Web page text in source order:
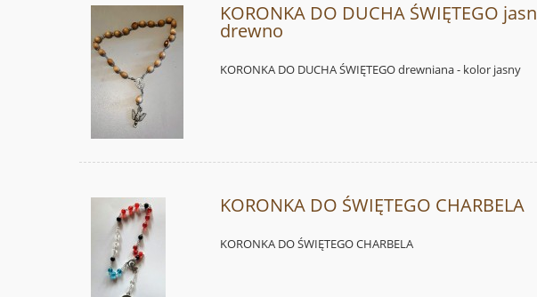
KORONKA DO DUCHA ŚWIĘTEGO
drewno
KORONKA DO DUCHA ŚWIĘTEGO drewniana - kolor jasny
KORONKA DO ŚWIĘTEGO CHARBELA
KORONKA DO ŚWIĘTEGO CHARBELA